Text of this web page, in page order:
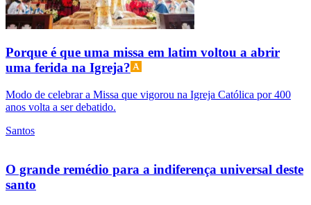
Porque é que uma missa em latim voltou a abrir
uma ferida na Igreja?
Modo de celebrar a Missa que vigorou na Igreja Católica por 400
anos volta a ser debatido.
Santos
O grande remédio para a indiferença universal deste
santo